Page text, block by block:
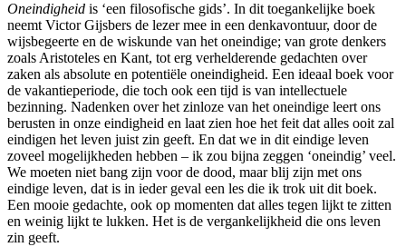
Oneindigheid is ‘een filosofische gids’. In dit toegankelijke boek
neemt Victor Gijsbers de lezer mee in een denkavontuur, door de
wijsbegeerte en de wiskunde van het oneindige; van grote denkers
zoals Aristoteles en Kant, tot erg verhelderende gedachten over
zaken als absolute en potentiële oneindigheid. Een ideaal boek voor
de vakantieperiode, die toch ook een tijd is van intellectuele
bezinning. Nadenken over het zinloze van het oneindige leert ons
berusten in onze eindigheid en laat zien hoe het feit dat alles ooit zal
eindigen het leven juist zin geeft. En dat we in dit eindige leven
zoveel mogelijkheden hebben – ik zou bijna zeggen ‘oneindig’ veel.
We moeten niet bang zijn voor de dood, maar blij zijn met ons
eindige leven, dat is in ieder geval een les die ik trok uit dit boek.
Een mooie gedachte, ook op momenten dat alles tegen lijkt te zitten
en weinig lijkt te lukken. Het is de vergankelijkheid die ons leven
zin geeft.